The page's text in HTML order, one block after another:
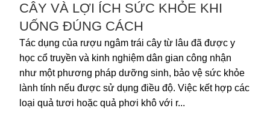
CÂY VÀ LỢI ÍCH SỨC KHỎE KHI
UỐNG ĐÚNG CÁCH
Tác dụng của rượu ngâm trái cây từ lâu đã được y
học cổ truyền và kinh nghiệm dân gian công nhận
như một phương pháp dưỡng sinh, bảo vệ sức khỏe
lành tính nếu được sử dụng điều độ. Việc kết hợp các
loại quả tươi hoặc quả phơi khô với r...